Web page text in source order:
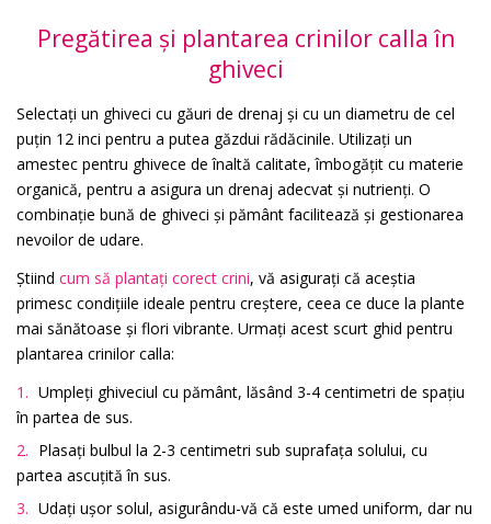
Pregătirea și plantarea crinilor calla în
ghiveci
Selectați un ghiveci cu găuri de drenaj și cu un diametru de cel
puțin 12 inci pentru a putea găzdui rădăcinile. Utilizați un
amestec pentru ghivece de înaltă calitate, îmbogățit cu materie
organică, pentru a asigura un drenaj adecvat și nutrienți. O
combinație bună de ghiveci și pământ facilitează și gestionarea
nevoilor de udare.
Știind cum să plantați corect crini, vă asigurați că aceștia
primesc condițiile ideale pentru creștere, ceea ce duce la plante
mai sănătoase și flori vibrante. Urmați acest scurt ghid pentru
plantarea crinilor calla:
Umpleți ghiveciul cu pământ, lăsând 3-4 centimetri de spațiu
în partea de sus.
Plasați bulbul la 2-3 centimetri sub suprafața solului, cu
partea ascuțită în sus.
Udați ușor solul, asigurându-vă că este umed uniform, dar nu